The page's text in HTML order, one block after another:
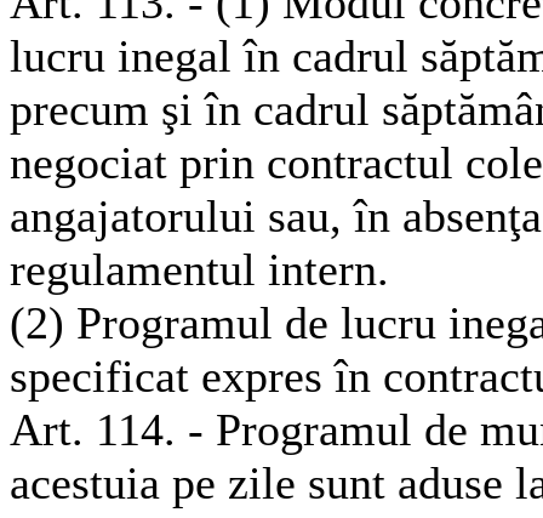
lucru inegal în cadrul
precum şi în cadrul
negociat prin contractul
angajatorului sau, în
regulamentul intern.
(2) Programul de lucru
specificat expres în
Art. 114. - Programul de
acestuia pe zile sunt aduse